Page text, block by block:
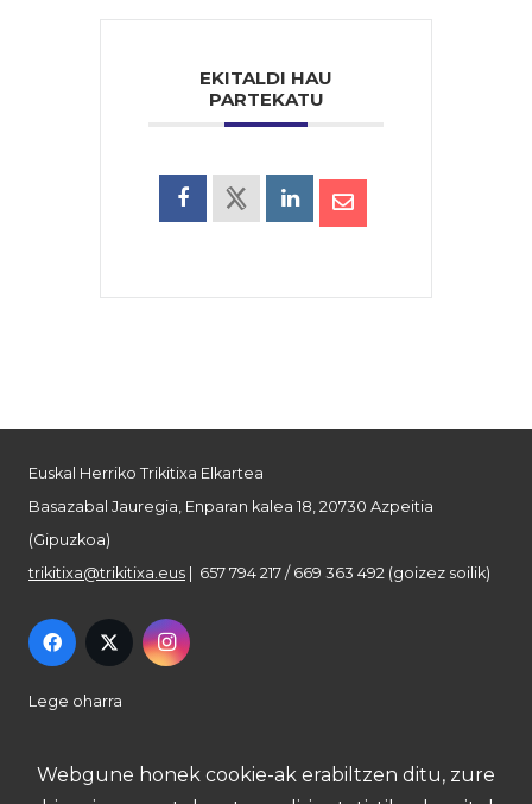
EKITALDI HAU
PARTEKATU
Euskal Herriko Trikitixa Elkartea
Basazabal Jauregia, Enparan kalea 18, 20730 Azpeitia
(Gipuzkoa)
trikitixa@trikitixa.eus | 657 794 217 / 669 363 492 (goizez soilik)
Lege oharra
Pribatutasun politika
Webgune honek cookie-ak erabiltzen ditu, zure